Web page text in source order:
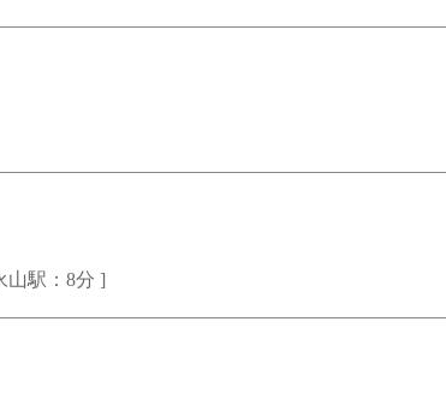
山駅：8分 ]